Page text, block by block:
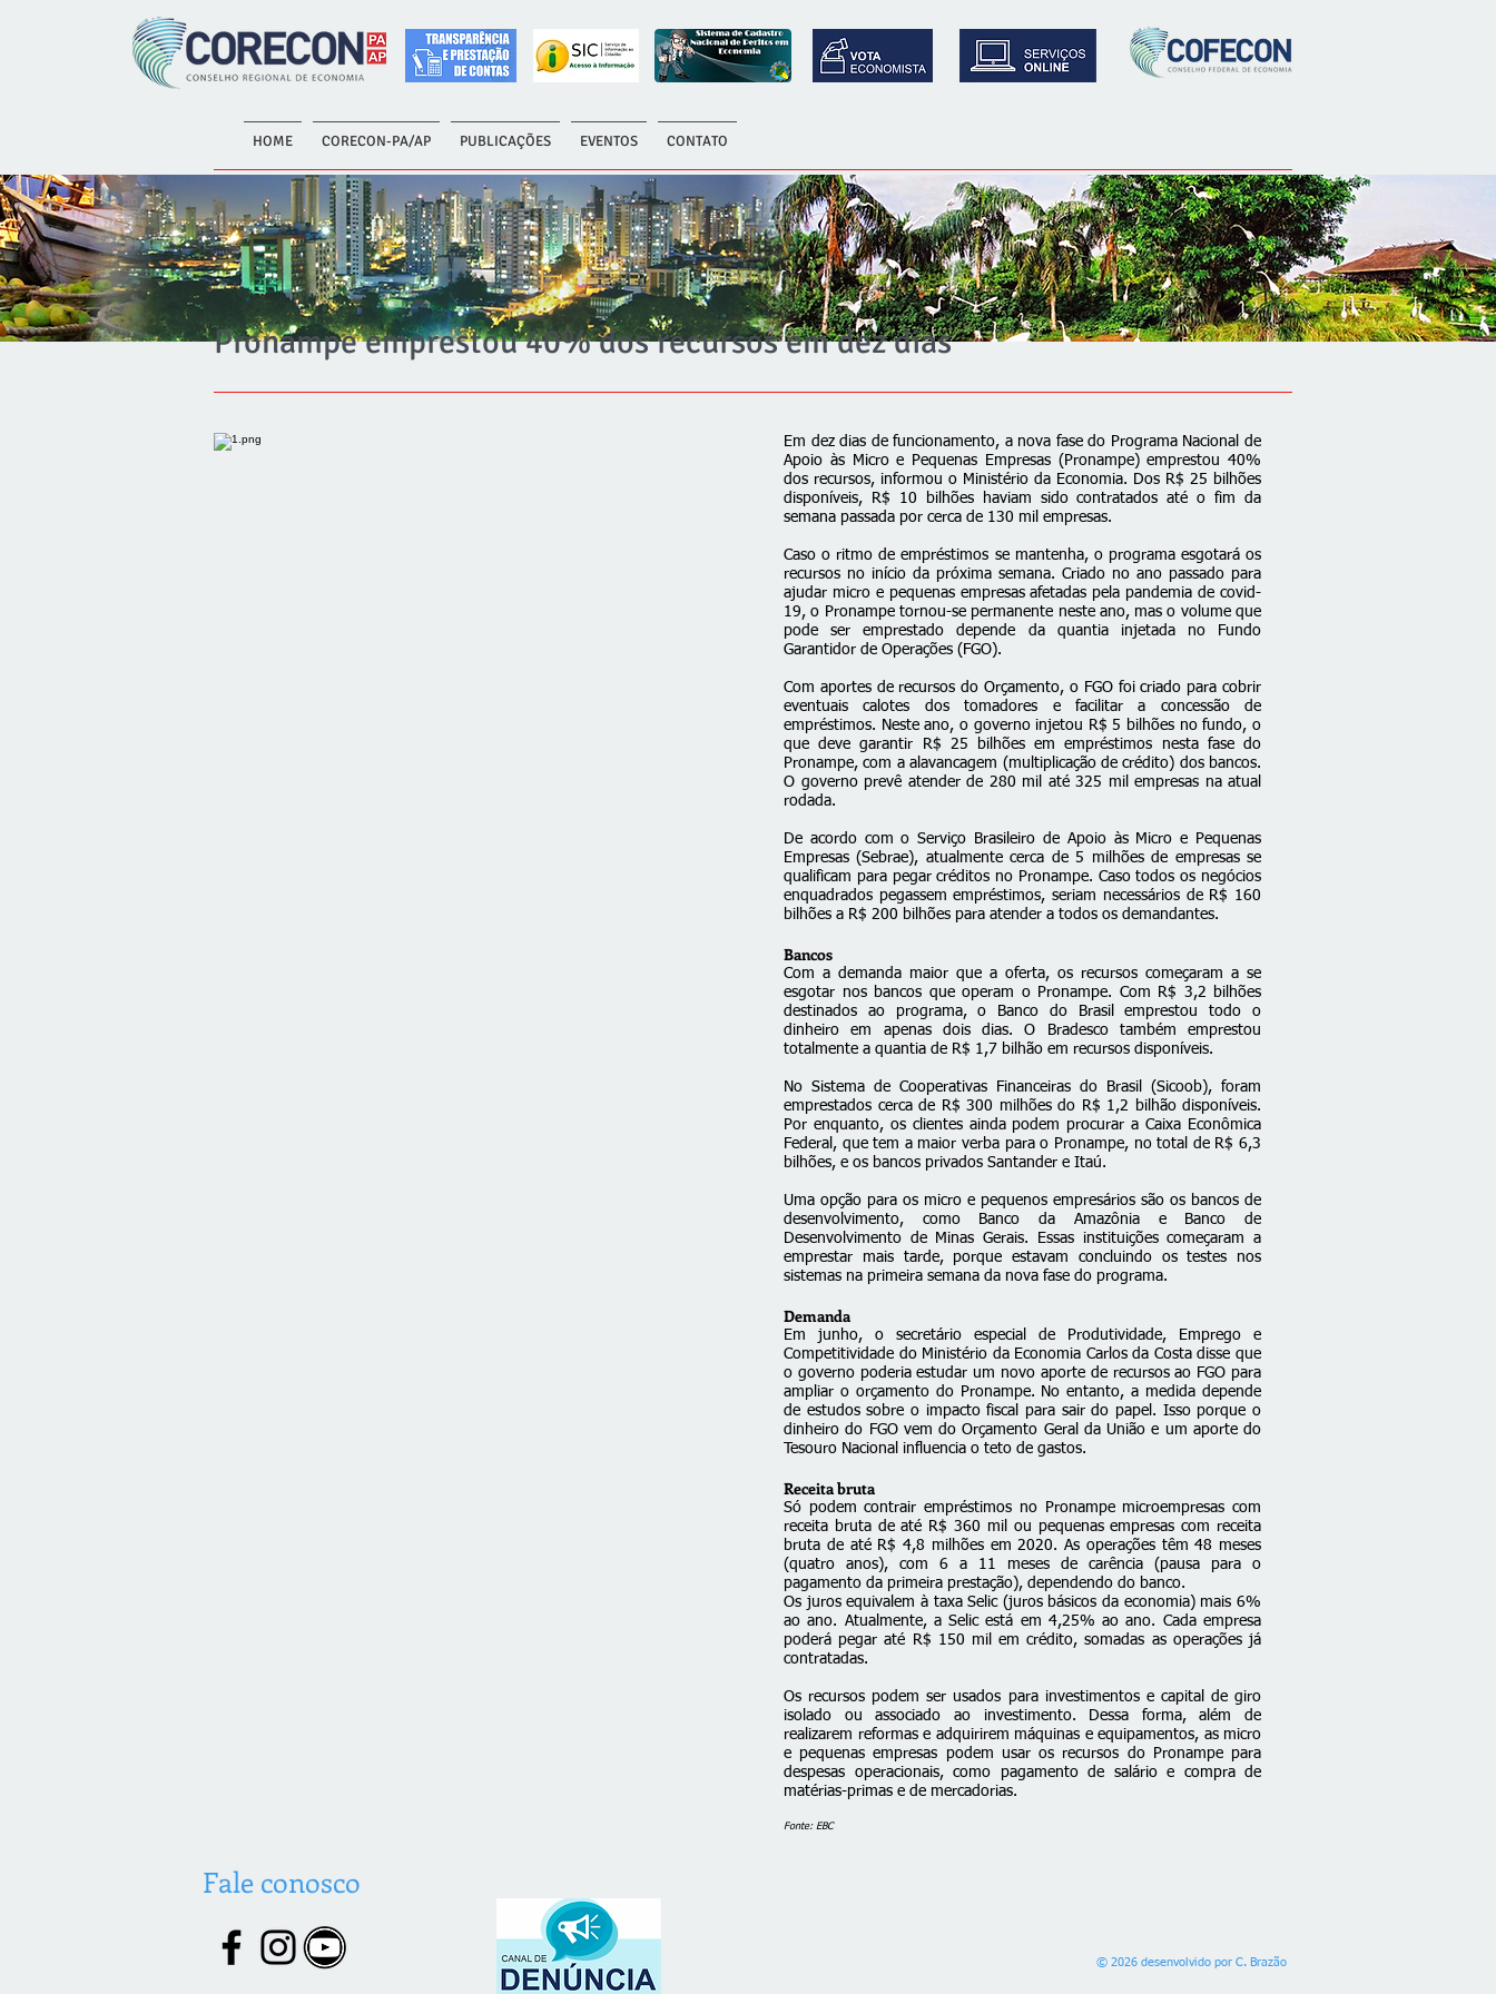
HOME CORECON-PA/AP PUBLICAÇÕES EVENTOS CONTATO
Pronampe emprestou 40% dos recursos em dez dias
Em dez dias de funcionamento, a nova fase do Programa Nacional de
Apoio às Micro e Pequenas Empresas (Pronampe) emprestou 40%
dos recursos, informou o Ministério da Economia. Dos R$ 25 bilhões
disponíveis, R$ 10 bilhões haviam sido contratados até o fim da
semana passada por cerca de 130 mil empresas.
Caso o ritmo de empréstimos se mantenha, o programa esgotará os
recursos no início da próxima semana. Criado no ano passado para
ajudar micro e pequenas empresas afetadas pela pandemia de covid-
19, o Pronampetornou-se permanente neste ano, mas o volume que
pode ser emprestado depende da quantia injetada no Fundo
Garantidor de Operações (FGO).
Com aportes de recursos do Orçamento, o FGO foi criado para cobrir
eventuais calotes dos tomadores e facilitar a concessão de
empréstimos. Neste ano, o governo injetou R$ 5 bilhões no fundo, o
que deve garantir R$ 25 bilhões em empréstimos nesta fase do
Pronampe, com a alavancagem (multiplicação de crédito) dos bancos.
O governo prevê atender de 280 mil até 325 mil empresas na atual
rodada.
De acordo com o Serviço Brasileiro de Apoio às Micro e Pequenas
Empresas (Sebrae), atualmente cerca de 5 milhões de empresas se
qualificam para pegar créditos no Pronampe. Caso todos os negócios
enquadrados pegassem empréstimos, seriam necessários de R$ 160
bilhões a R$ 200 bilhões para atender a todos os demandantes.
Bancos
Com a demanda maior que a oferta, os recursos começaram a se
esgotar nos bancos que operam o Pronampe. Com R$ 3,2 bilhões
destinados ao programa, o Banco do Brasil emprestou todo o
dinheiro em apenas dois dias. O Bradesco também emprestou
totalmente a quantia de R$ 1,7 bilhão em recursos disponíveis.
No Sistema de Cooperativas Financeiras do Brasil (Sicoob), foram
emprestados cerca de R$ 300 milhões do R$ 1,2 bilhão disponíveis.
Por enquanto, os clientes ainda podem procurar a Caixa Econômica
Federal, que tem a maior verba para o Pronampe, no total de R$ 6,3
bilhões, e os bancos privados Santander e Itaú.
Uma opção para os micro e pequenos empresários são os bancos de
desenvolvimento, como Banco da Amazônia e Banco de
Desenvolvimento de Minas Gerais. Essas instituições começaram a
emprestar mais tarde, porque estavam concluindo os testes nos
sistemas na primeira semana da nova fase do programa.
Demanda
Em junho, o secretário especial de Produtividade, Emprego e
Competitividade do Ministério da Economia Carlos da Costa disse que
o governo poderia estudar um novo aporte de recursos ao FGO para
ampliar o orçamento do Pronampe. No entanto, a medida depende
de estudos sobre o impacto fiscal para sair do papel. Isso porque o
dinheiro do FGO vem do Orçamento Geral da União e um aporte do
Tesouro Nacional influencia o teto de gastos.
Receita bruta
Só podem contrair empréstimos no Pronampe microempresas com
receita bruta de até R$ 360 mil ou pequenas empresas com receita
bruta de até R$ 4,8 milhões em 2020. As operações têm 48 meses
(quatro anos), com 6 a 11 meses de carência (pausa para o
pagamento da primeira prestação), dependendo do banco.
Os juros equivalem à taxa Selic (juros básicos da economia) mais 6%
ao ano. Atualmente, a Selic está em 4,25% ao ano. Cada empresa
poderá pegar até R$ 150 mil em crédito, somadas as operações já
contratadas.
Os recursos podem ser usados para investimentos e capital de giro
isolado ou associado ao investimento. Dessa forma, além de
realizarem reformas e adquirirem máquinas e equipamentos, as micro
e pequenas empresas podem usar os recursos do Pronampe para
despesas operacionais, como pagamento de salário e compra de
matérias-primas e de mercadorias.
Fonte: EBC
Fale conosco
© 2026 desenvolvido por C. Brazão